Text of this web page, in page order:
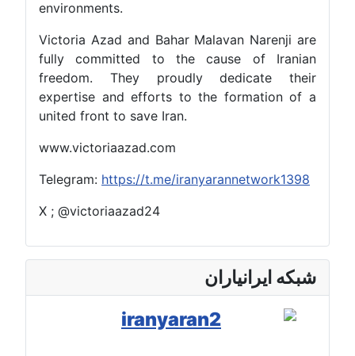
Victoria Azad and Bahar Malavan
fully committed to the cause
freedom. They proudly
expertise and efforts to the
united front to save Iran.
www.victoriaazad.com
Telegram:https://t.me/
X ; @victoriaazad24